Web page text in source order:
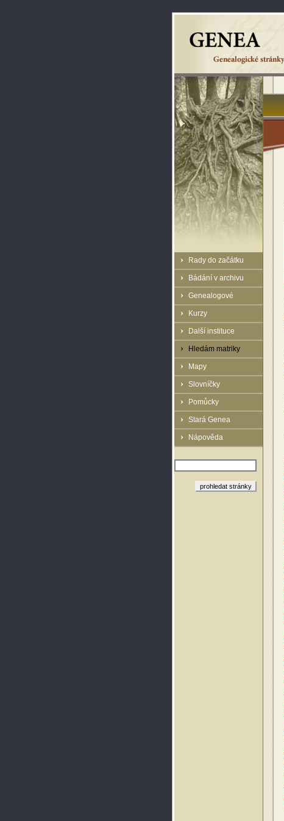
Rady do začátku
Bádání v archivu
Genealogové
Kurzy
Další instituce
Hledám matriky
Mapy
Slovníčky
Pomůcky
Stará Genea
Nápověda